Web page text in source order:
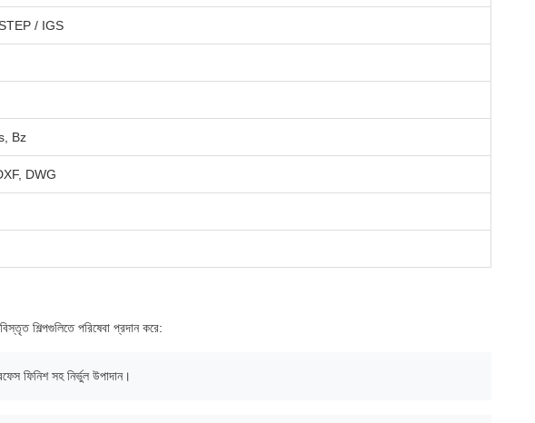
/ IGS
Bz
DWG
শিল্পগুলিতে পরিষেবা প্রদান করে:
ফিনিশ সহ নির্ভুল উপাদান।